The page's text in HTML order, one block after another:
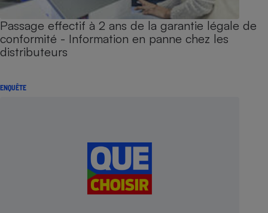
Passage effectif à 2 ans de la garantie légale de
conformité - Information en panne chez les
distributeurs
ENQUÊTE